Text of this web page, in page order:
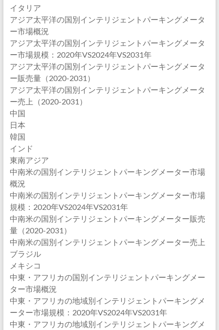
イタリア
アジア太平洋の国別インテリジェントパーキングメータ
ー市場概況
アジア太平洋の国別インテリジェントパーキングメータ
ー市場規模：2020年VS2024年VS2031年
アジア太平洋の国別インテリジェントパーキングメータ
ー販売量（2020-2031）
アジア太平洋の国別インテリジェントパーキングメータ
ー売上（2020-2031）
中国
日本
韓国
インド
東南アジア
中南米の国別インテリジェントパーキングメーター市場
概況
中南米の国別インテリジェントパーキングメーター市場
規模：2020年VS2024年VS2031年
中南米の国別インテリジェントパーキングメーター販売
量（2020-2031）
中南米の国別インテリジェントパーキングメーター売上
ブラジル
メキシコ
中東・アフリカの国別インテリジェントパーキングメー
ター市場概況
中東・アフリカの地域別インテリジェントパーキングメ
ーター市場規模：2020年VS2024年VS2031年
中東・アフリカの地域別インテリジェントパーキングメ